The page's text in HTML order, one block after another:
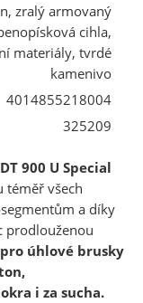
zralý armovaný
cihla,
materiály, tvrdé
kamenivo
4014855218004
325209
900 U Special
téměř všech
a díky
prodlouženou
pro úhlové brusky
i za sucha.